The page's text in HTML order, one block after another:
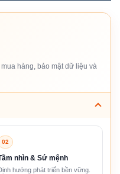
hàng, bảo mật dữ liệu và
02
nhìn & Sứ mệnh
hướng phát triển bền vững.